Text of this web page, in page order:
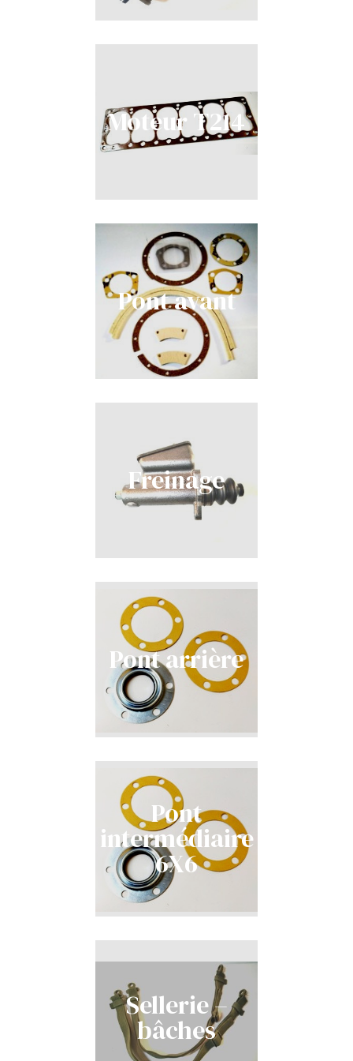
Moteur T214
Pont avant
Freinage
Pont arrière
Pont
intermédiaire
6X6
Sellerie –
bâches